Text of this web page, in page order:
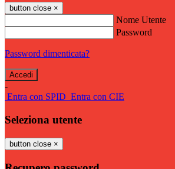
button close ×
Nome Utente
Password
Password dimenticata?
-
Entra con SPID Entra con CIE
Seleziona utente
button close ×